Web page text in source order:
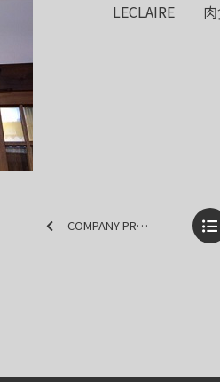
LECLAIRE 肉
COMPANY PROFILE 2014